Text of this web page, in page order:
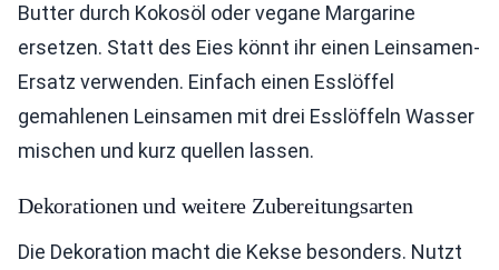
Butter durch Kokosöl oder vegane Margarine
ersetzen. Statt des Eies könnt ihr einen Leinsamen-
Ersatz verwenden. Einfach einen Esslöffel
gemahlenen Leinsamen mit drei Esslöffeln Wasser
mischen und kurz quellen lassen.
Dekorationen und weitere Zubereitungsarten
Die Dekoration macht die Kekse besonders. Nutzt